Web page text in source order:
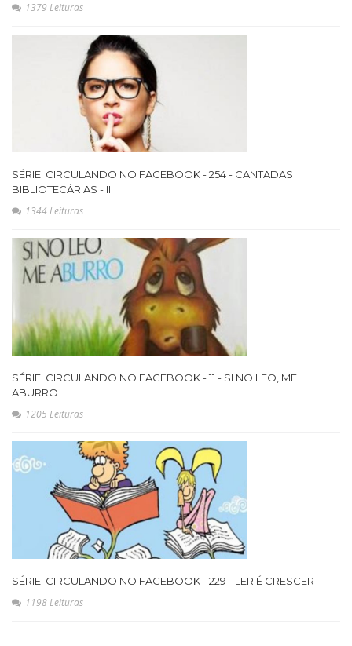
1379 Leituras
SÉRIE: CIRCULANDO NO FACEBOOK - 254 - CANTADAS
BIBLIOTECÁRIAS - II
1344 Leituras
SÉRIE: CIRCULANDO NO FACEBOOK - 11 - SI NO LEO, ME
ABURRO
1205 Leituras
SÉRIE: CIRCULANDO NO FACEBOOK - 229 - LER É CRESCER
1198 Leituras